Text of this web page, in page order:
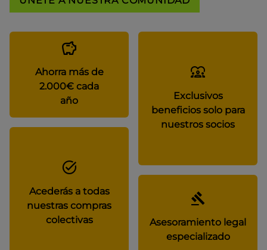
Ahorra más de
2.000€ cada
año
Exclusivos
beneficios solo para
nuestros socios
Acederás a todas
nuestras compras
colectivas
Asesoramiento legal
especializado